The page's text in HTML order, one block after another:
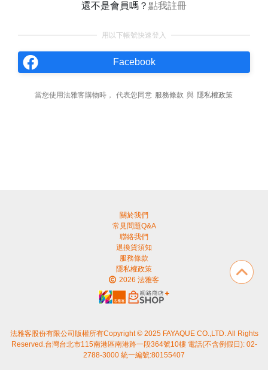
還不是會員嗎？ 點我註冊
用以下帳號快速登入
Facebook
當您使用法雅客購物時， 代表您同意 服務條款 與 隱私權政策
關於我們
常見問題Q&A
聯絡我們
退換貨須知
服務條款
隱私權政策
2026 法雅客
法雅客股份有限公司版權所有Copyright © 2025 FAYAQUE CO.,LTD. All Rights
Reserved.台灣台北市115南港區南港路一段364號10樓 電話(不含例假日): 02-
2788-3000 統一編號:80155407